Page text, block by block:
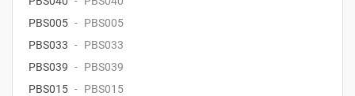
PBS005 - PBS005
PBS033 - PBS033
PBS039 - PBS039
PBS015 - PBS015